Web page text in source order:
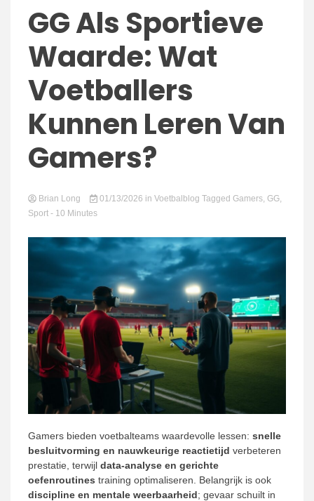
GG Als Sportieve
Waarde: Wat
Voetballers
Kunnen Leren Van
Gamers?
Brian Long 01/13/2026 in Voetbalblog Tagged Gamers, GG,
Sport - 10 Minutes
Gamers bieden voetbalteams waardevolle lessen: snelle
besluitvorming en nauwkeurige reactietijd verbeteren
prestatie, terwijl data-analyse en gerichte
oefenroutines training optimaliseren. Belangrijk is ook
discipline en mentale weerbaarheid; gevaar schuilt in